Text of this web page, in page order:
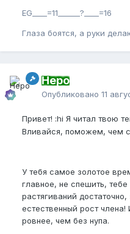
EG____=11______?____=16
Глаза боятся, а руки
Неро
Опубликовано 11
Привет! :hi Я читал твою
Вливайся, поможем, чем
У тебя самое золотое
главное, не спешить,
растягиваний
естественный рост
ровнее, чем без нупа.